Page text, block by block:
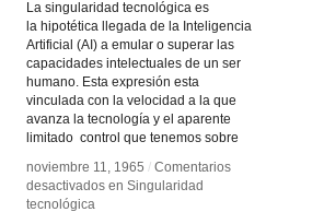
La singularidad tecnológica es
la hipotética llegada de la Inteligencia
Artificial (AI) a emular o superar las
capacidades intelectuales de un ser
humano. Esta expresión esta
vinculada con la velocidad a la que
avanza la tecnología y el aparente
limitado control que tenemos sobre
noviembre 11, 1965 / Comentarios
desactivados en Singularidad
tecnológica
noviembre 11, 1965 / Comentarios
desactivados en Singularidad
tecnológica